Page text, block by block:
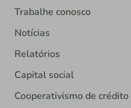
Trabalhe conosco
Notícias
Relatórios
Capital social
Cooperativismo de crédito